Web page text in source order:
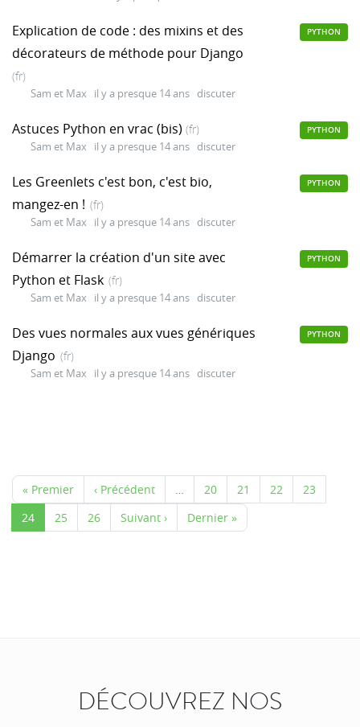
Explication de code : des mixins et des
décorateurs de méthode pour Django
(fr)
Sam et Max il y a presque 14 ans discuter
PYTHON
Astuces Python en vrac (bis) (fr)
Sam et Max il y a presque 14 ans discuter
PYTHON
Les Greenlets c'est bon, c'est bio,
mangez-en ! (fr)
Sam et Max il y a presque 14 ans discuter
PYTHON
Démarrer la création d'un site avec
Python et Flask (fr)
Sam et Max il y a presque 14 ans discuter
PYTHON
Des vues normales aux vues génériques
Django (fr)
Sam et Max il y a presque 14 ans discuter
PYTHON
« Premier ‹ Précédent 20 21 22
23
24
25 26 Suivant › Dernier »
DÉCOUVREZ NOS